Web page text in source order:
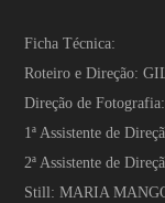
Ficha Técnica:
Roteiro e Direção:
Direção de
1ª Assistente de
2ª Assistente de
Still: MARIA